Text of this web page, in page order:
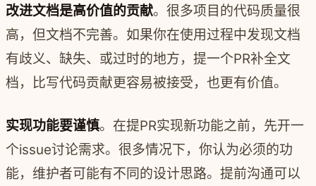
改进文档是高价值的贡献。很多项目的代码质量很
高，但文档不完善。如果你在使用过程中发现文档
有歧义、缺失、或过时的地方，提一个PR补全文
档，比写代码贡献更容易被接受，也更有价值。
实现功能要谨慎。在提PR实现新功能之前，先开一
个issue讨论需求。很多情况下，你认为必须的功
能，维护者可能有不同的设计思路。提前沟通可以